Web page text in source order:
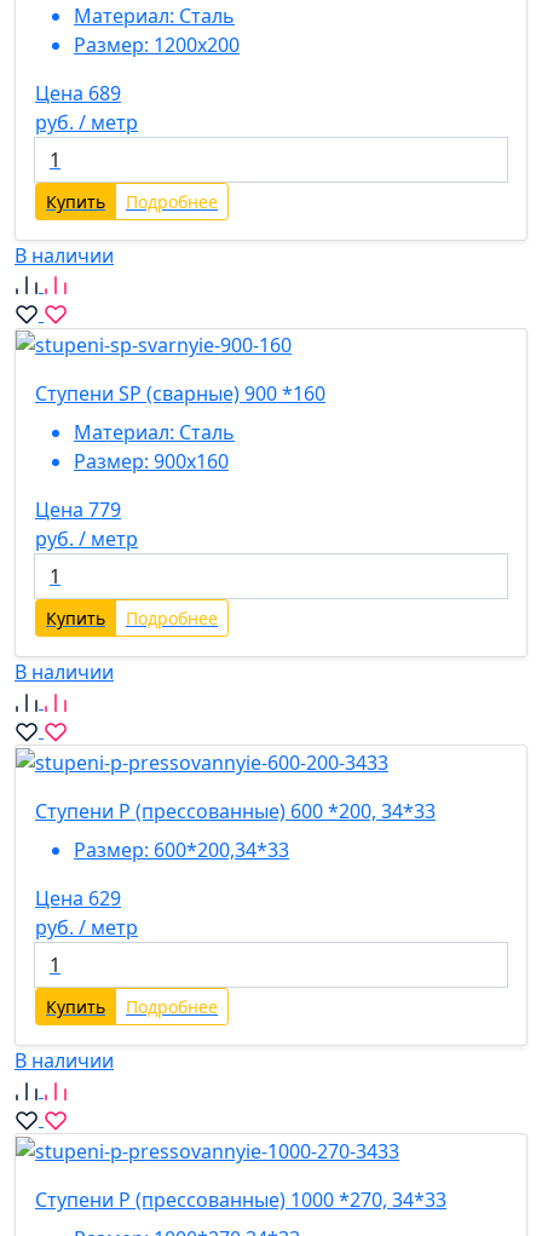
Материал: Сталь
Размер: 1200х200
Цена 689
руб. / метр
Купить Подробнее
В наличии
Ступени SP (сварные) 900 *160
Материал: Сталь
Размер: 900х160
Цена 779
руб. / метр
Купить Подробнее
В наличии
Ступени P (прессованные) 600 *200, 34*33
Размер: 600*200,34*33
Цена 629
руб. / метр
Купить Подробнее
В наличии
Ступени P (прессованные) 1000 *270, 34*33